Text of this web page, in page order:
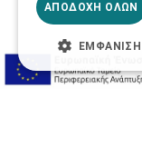
ΑΠΟΔΟΧΉ ΌΛΩΝ